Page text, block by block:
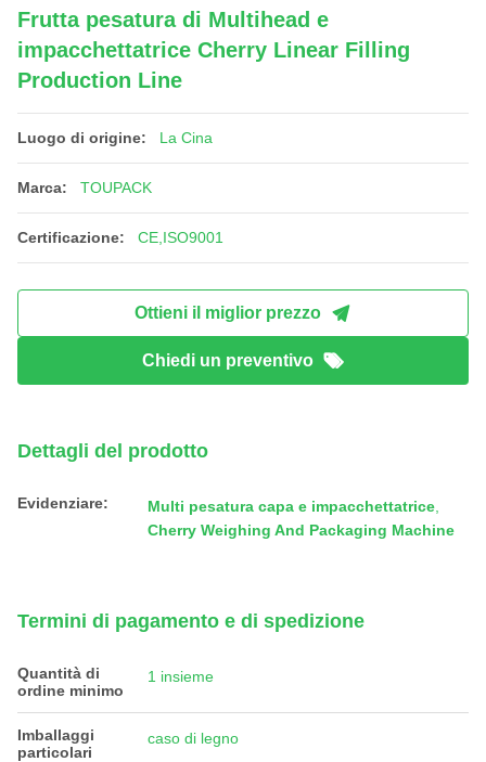
Frutta pesatura di Multihead e
impacchettatrice Cherry Linear Filling
Production Line
Luogo di origine: La Cina
Marca: TOUPACK
Certificazione: CE,ISO9001
Ottieni il miglior prezzo
Chiedi un preventivo
Dettagli del prodotto
Evidenziare: Multi pesatura capa e impacchettatrice
Cherry Weighing And Packaging Machine
Termini di pagamento e di spedizione
Quantità di
ordine minimo
1 insieme
Imballaggi
particolari
caso di legno